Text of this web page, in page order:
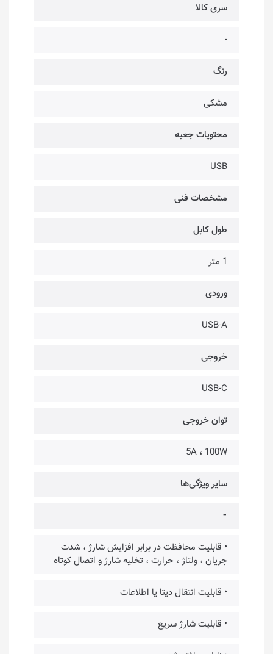
سری کالا
-
رنگ
مشکی
محتویات جعبه
USB
مشخصات فنی
طول کابل
1 متر
ورودی
USB-A
خروجی
USB-C
توان خروجی
5A ، 100W
سایر ویژگی‌ها
⁃
• قابلیت محافظت در برابر افزایش شارژ ، شدت
جریان ، ولتاژ ، حرارت ، تخلیه شارژ و اتصال کوتاه
• قابلیت انتقال دیتا یا اطلاعات
• قابلیت شارژ سریع